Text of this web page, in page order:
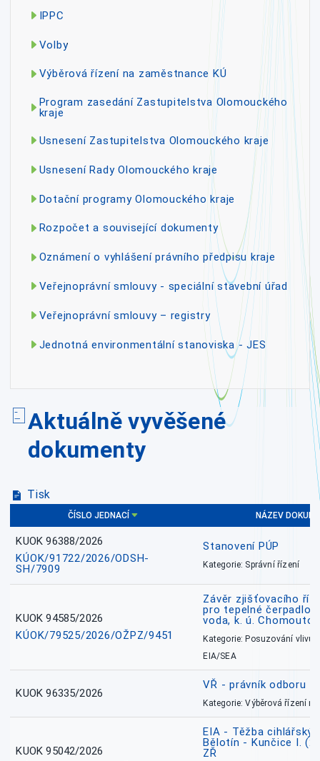
IPPC
Volby
Výběrová řízení na zaměstnance KÚ
Program zasedání Zastupitelstva Olomouckého
kraje
Usnesení Zastupitelstva Olomouckého kraje
Usnesení Rady Olomouckého kraje
Dotační programy Olomouckého kraje
Rozpočet a související dokumenty
Oznámení o vyhlášení právního předpisu kraje
Veřejnoprávní smlouvy - speciální stavební úřad
Veřejnoprávní smlouvy – registry
Jednotná environmentální stanoviska - JES
Aktuálně vyvěšené
dokumenty
Tisk
ČÍSLO JEDNACÍ NÁZEV
KUOK 96388/2026
KÚOK/91722/2026/ODSH-
SH/7909
Stanovení PÚP
Kategorie: Správní řízení
KUOK 94585/2026
KÚOK/79525/2026/OŽPZ/9451
Závěr zjišťovacího
pro tepelné čerpadlo
voda, k. ú. Chomoutov
Kategorie: Posuzování vlivů
EIA/SEA
KUOK 96335/2026
VŘ - právník odboru
Kategorie: Výběrová řízení
KUOK 95042/2026
EIA - Těžba
Bělotín - Kunčice I.
ZŘ